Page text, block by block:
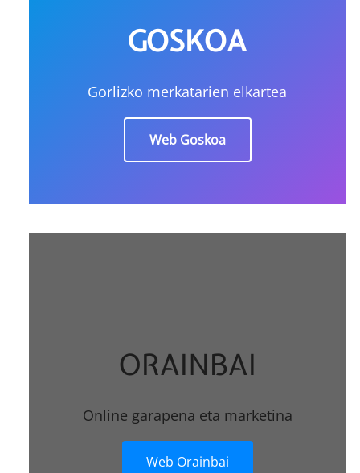
GOSKOA
Gorlizko merkatarien elkartea
Web Goskoa
ORAINBAI
Online garapena eta marketina
Web Orainbai